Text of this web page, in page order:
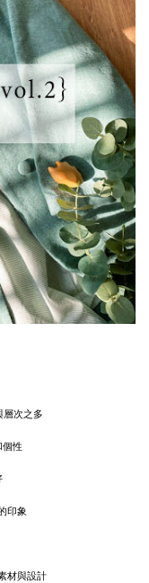
層次之多
性
印象
材與設計